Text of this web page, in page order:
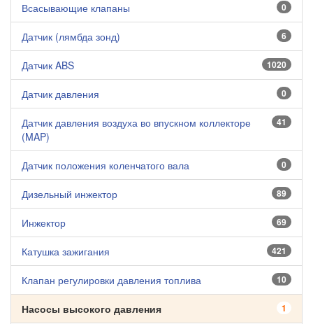
0
Всасывающие клапаны
6
Датчик (лямбда зонд)
1020
Датчик ABS
0
Датчик давления
41
Датчик давления воздуха во впускном коллекторе
(MAP)
0
Датчик положения коленчатого вала
89
Дизельный инжектор
69
Инжектор
421
Катушка зажигания
10
Клапан регулировки давления топлива
1
Насосы высокого давления